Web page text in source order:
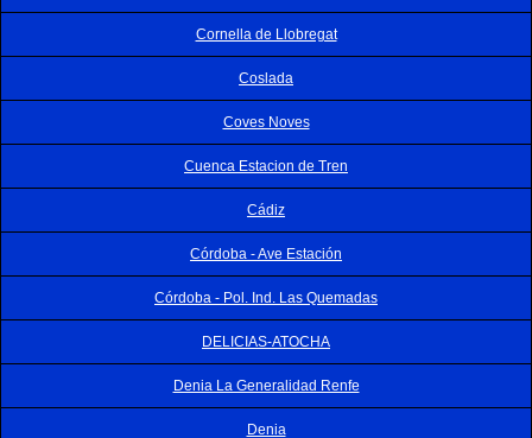
Cornella de Llobregat
Coslada
Coves Noves
Cuenca Estacion de Tren
Cádiz
Córdoba - Ave Estación
Córdoba - Pol. Ind. Las Quemadas
DELICIAS-ATOCHA
Denia La Generalidad Renfe
Denia